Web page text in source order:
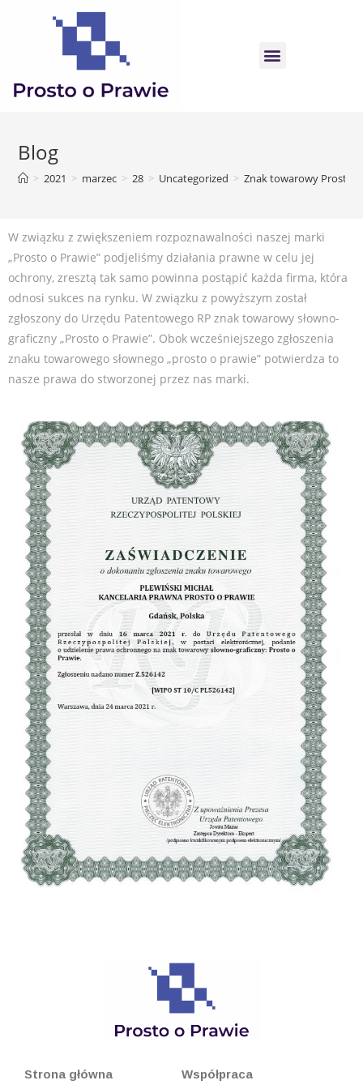
Blog
> 2021 > marzec > 28 > Uncategorized > Znak towarowy Prosto
W związku z zwiększeniem rozpoznawalności naszej marki
„Prosto o Prawie” podjeliśmy działania prawne w celu jej
ochrony, zresztą tak samo powinna postąpić każda firma, która
odnosi sukces na rynku. W związku z powyższym został
zgłoszony do Urzędu Patentowego RP znak towarowy słowno-
graficzny „Prosto o Prawie”. Obok wcześniejszego zgłoszenia
znaku towarowego słownego „prosto o prawie” potwierdza to
nasze prawa do stworzonej przez nas marki.
Strona główna Współpraca